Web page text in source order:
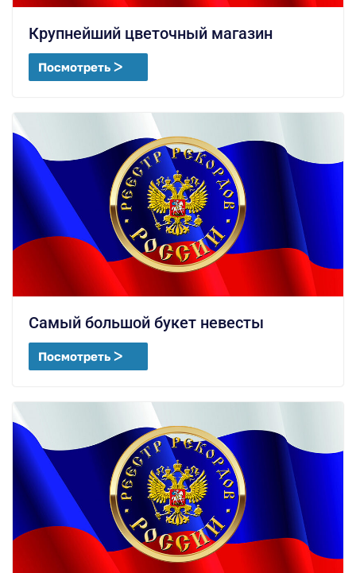
Крупнейший цветочный магазин
Посмотреть ᐳ
Самый большой букет невесты
Посмотреть ᐳ